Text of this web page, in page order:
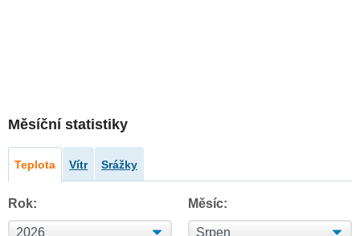
Měsíční statistiky
Teplota Vítr Srážky
Rok: Měsíc: